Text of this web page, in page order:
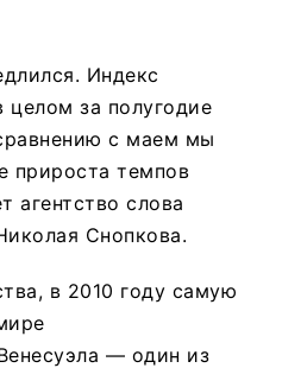
Индекс
целом за полугодие
с маем мы
прироста темпов
агентство слова
Снопкова.
в 2010 году самую
— один из